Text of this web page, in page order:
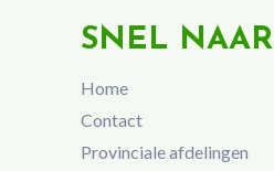
SNEL NAAR
Home
Contact
Provinciale afdelingen